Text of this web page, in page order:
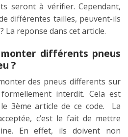
seront à vérifier. Cependant,
différentes tailles, peuvent-ils
La reponse dans cet article.
différents pneus
?
des pneus differents sur
interdit. Cela est
3ème article de ce code. La
c’est le fait de mettre
En effet, ils doivent non